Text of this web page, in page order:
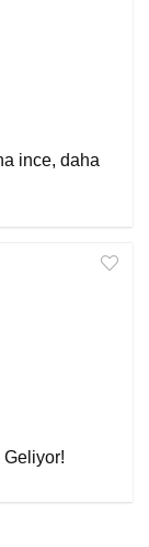
ince, daha
Geliyor!